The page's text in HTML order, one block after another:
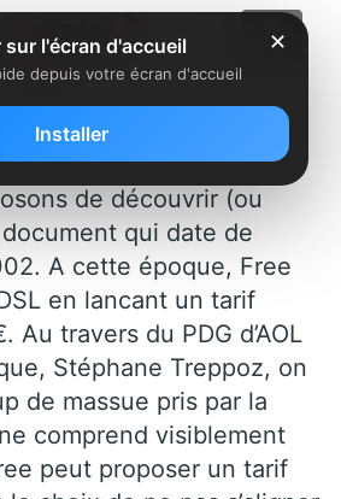
m’a tué (Vidéo)
de découvrir (ou
qui date de
A cette époque, Free
en lancant un tarif
Au travers du PDG d’AOL
Stéphane Treppoz, on
de massue pris par la
comprend visiblement
peut proposer un tarif
✕
sur l'écran d'accueil
depuis votre écran d'accueil
Installer